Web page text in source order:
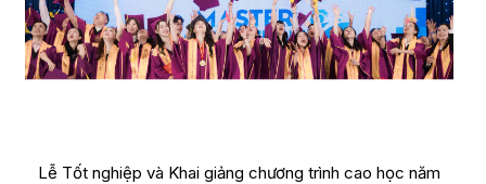
Lễ Tốt nghiệp và Khai giảng chương trình cao học năm